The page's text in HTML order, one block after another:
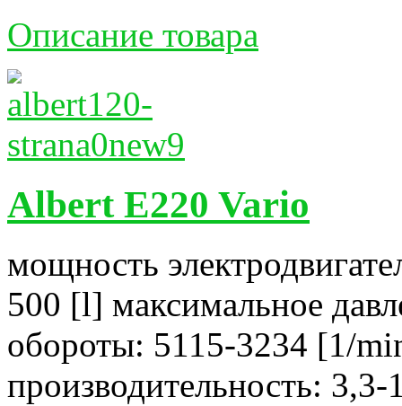
Описание товара
Albert E220 Vario
мощность
500 [l] максимальное
обороты: 5115-3234 [1/
производительность: